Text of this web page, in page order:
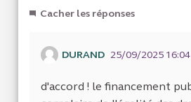
Cacher les réponses
DURAND 25/09/2025 16:04
d'accord ! le financement